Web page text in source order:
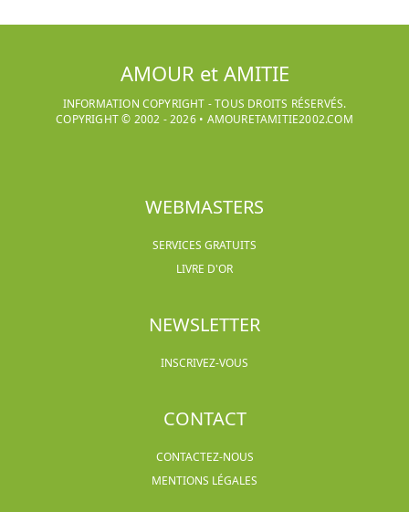
AMOUR et AMITIE
INFORMATION COPYRIGHT - TOUS DROITS RÉSERVÉS.
COPYRIGHT © 2002 -2026• AMOURETAMITIE2002.COM
WEBMASTERS
SERVICES GRATUITS
LIVRE D'OR
NEWSLETTER
INSCRIVEZ-VOUS
CONTACT
CONTACTEZ-NOUS
MENTIONS LÉGALES